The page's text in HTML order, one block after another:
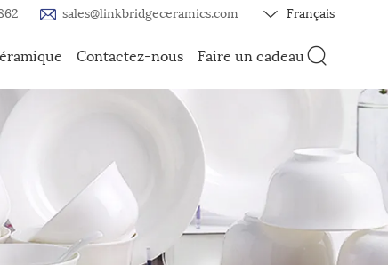
Français
sales@linkbridgeceramics.com
Contactez-nous Faire un cadeau